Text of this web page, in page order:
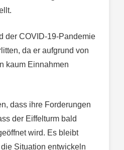
der COVID-19-Pandemie
da er aufgrund von
kaum Einnahmen
dass ihre Forderungen
der Eiffelturm bald
wird. Es bleibt
Situation entwickeln